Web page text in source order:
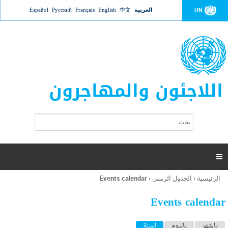
Jump to navigation UN العربية 中文
English
Français
Русский
Español
اللاجئون والمهاجرون
ت
ر
ل
ح
ب

أنت
هنا
الرئيسية › الجدول الزمني ›
Events calendar
Events calendar